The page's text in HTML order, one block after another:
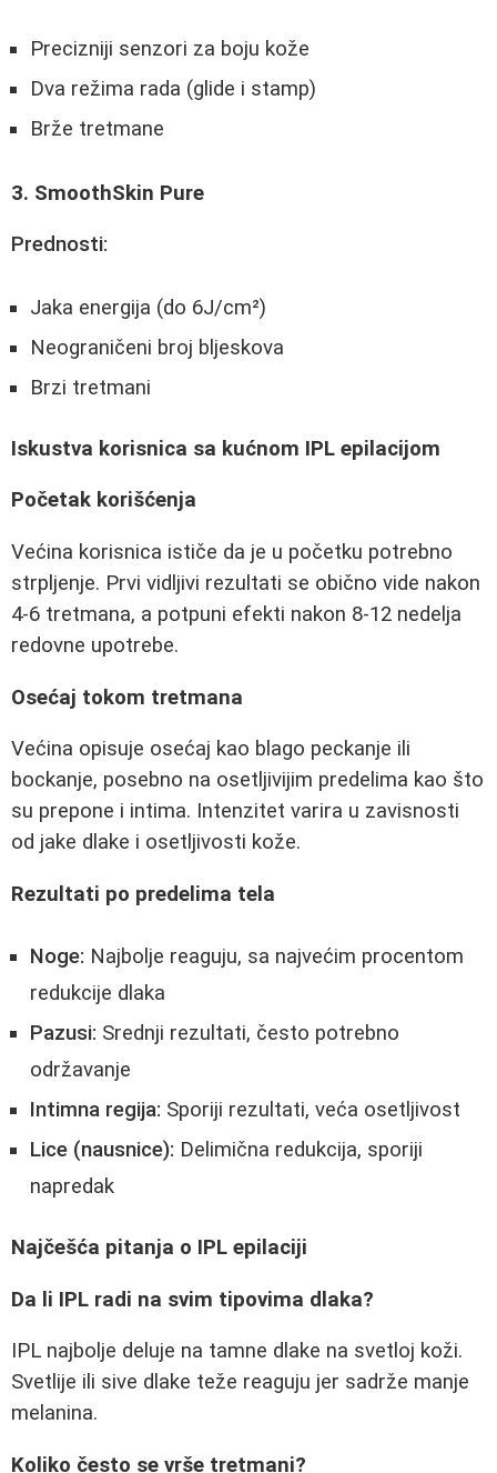
Precizniji senzori za boju kože
Dva režima rada (glide i stamp)
Brže tretmane
3. SmoothSkin Pure
Prednosti:
Jaka energija (do 6J/cm²)
Neograničeni broj bljeskova
Brzi tretmani
Iskustva korisnica sa kućnom IPL epilacijom
Početak korišćenja
Većina korisnica ističe da je u početku potrebno
strpljenje. Prvi vidljivi rezultati se obično vide nakon
4-6 tretmana, a potpuni efekti nakon 8-12 nedelja
redovne upotrebe.
Osećaj tokom tretmana
Većina opisuje osećaj kao blago peckanje ili
bockanje, posebno na osetljivijim predelima kao što
su prepone i intima. Intenzitet varira u zavisnosti
od jake dlake i osetljivosti kože.
Rezultati po predelima tela
Noge: Najbolje reaguju, sa najvećim procentom
redukcije dlaka
Pazusi: Srednji rezultati, često potrebno
održavanje
Intimna regija: Sporiji rezultati, veća osetljivost
Lice (nausnice): Delimična redukcija, sporiji
napredak
Najčešća pitanja o IPL epilaciji
Da li IPL radi na svim tipovima dlaka?
IPL najbolje deluje na tamne dlake na svetloj koži.
Svetlije ili sive dlake teže reaguju jer sadrže manje
melanina.
Koliko često se vrše tretmani?